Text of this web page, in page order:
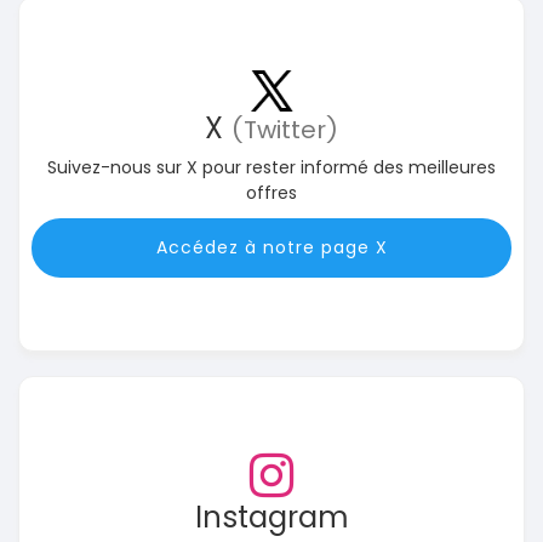
X (Twitter)
Suivez-nous sur X pour rester informé des meilleures
offres
Accédez à notre page X
Instagram